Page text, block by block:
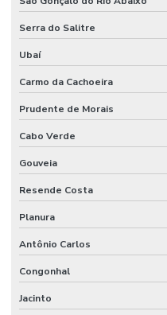
Terceirização de mão de obra
Terceirização de mão de obra
Terceirização de serviços de
Serra do Salitre
Ubaí
Carmo da Cachoeira
Prudente de Morais
Cabo Verde
Gouveia
Resende Costa
Planura
Antônio Carlos
Congonhal
Jacinto